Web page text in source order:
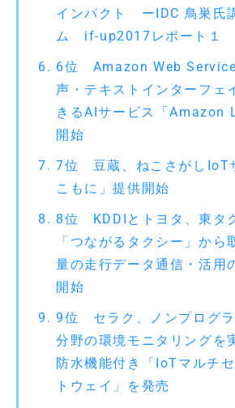
インパクト ーIDC 鳥巣氏
ム if-up2017レポート１
6位 Amazon Web
声・テキストインターフェ
きるAIサービス「Amazon
開始
7位 豆蔵、ねこさがしIoT
こもに」提供開始
8位 KDDIとトヨタ、東タ
「つながるタクシー」から
量の走行データ通信・活用
開始
9位 セラク、ノンプログラ
分野の環境モニタリングを
防水機能付き「IoTマルチ
トウェイ」を発売